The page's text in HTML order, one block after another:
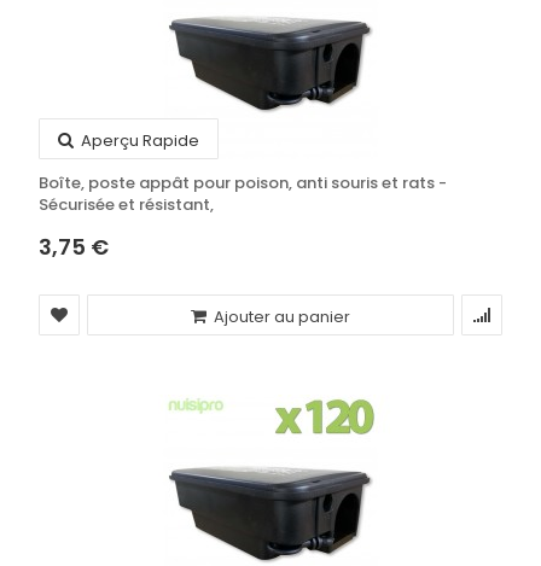
Aperçu Rapide
Boîte, poste appât pour poison, anti souris et rats -
Sécurisée et résistant,
3,75 €
Ajouter au panier